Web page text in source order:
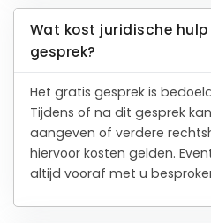
Wat kost juridische
gesprek?
Het gratis gesprek is
Tijdens of na dit gesprek
aangeven of verdere
hiervoor kosten gelden.
altijd vooraf met u